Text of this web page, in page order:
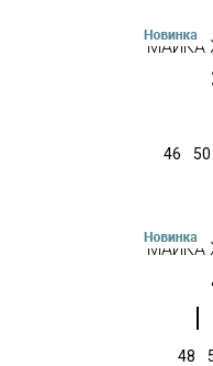
МАЙКА
46 50
МАЙКА
48